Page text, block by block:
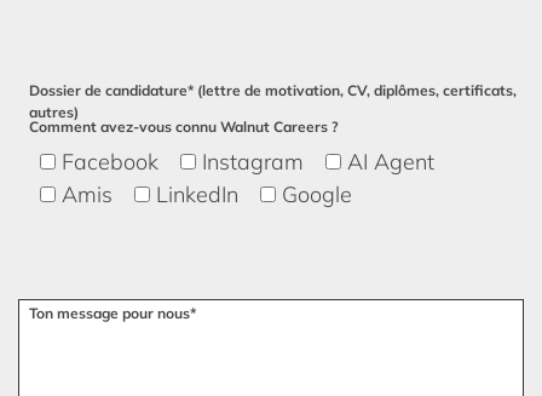
Dossier de candidature* (lettre de motivation, CV, diplômes, certificats,
autres)
Comment avez-vous connu Walnut Careers ?
Facebook Instagram
AI Agent
Amis
LinkedIn Google
Ton message pour nous*